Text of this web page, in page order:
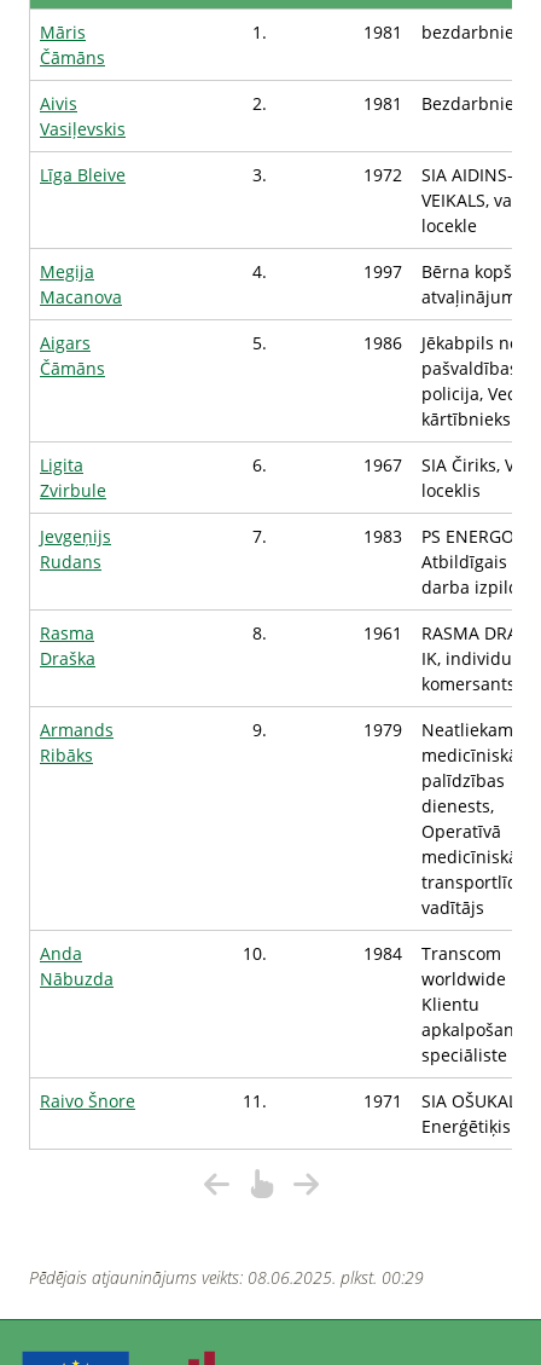
Māris
Čāmāns
1. 1981 bezdarbnieks
Aivis
Vasiļevskis
2. 1981 Bezdarbnieks
Līga Bleive 3. 1972
SIA AIDINS-
VEIKALS,
locekle
Megija
Macanova
4. 1997
Bērna
atvaļinājums
Aigars
Čāmāns
5. 1986
Jēkabpils
pašvaldības
policija,
kārtībnieks
Ligita
Zvirbule
6. 1967
SIA Čiriks,
loceklis
Jevgeņijs
Rudans
7. 1983
PS
Atbildīgais par
darba izpildi
Rasma
Draška
8. 1961
RASMA
IK, individuāls
komersants
Armands
Ribāks
9. 1979
Neatliekamās
medicīniskās
palīdzības
dienests,
Operatīvā
medicīniskā
vadītājs
Anda
Nābuzda
10. 1984
Transcom
worldwide
Klientu
apkalpošanas
speciāliste
Raivo Šnore
11. 1971
SIA
Enerģētiķis
Pēdējais atjauninājums veikts: 08.06.2025. plkst. 00:29